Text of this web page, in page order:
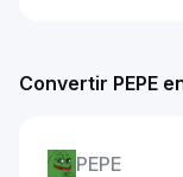
Convertir PEPE
PEPE